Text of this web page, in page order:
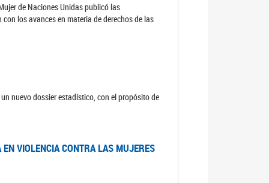
de Naciones Unidas publicó las
los avances en materia de derechos de las
nuevo dossier estadístico, con el propósito de
VIOLENCIA CONTRA LAS MUJERES